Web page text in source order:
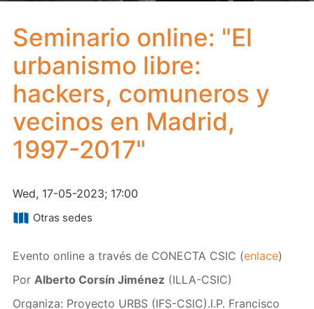
Seminario online: "El
urbanismo libre:
hackers, comuneros y
vecinos en Madrid,
1997-2017"
Wed, 17-05-2023; 17:00
Otras sedes
Evento online a través de CONECTA CSIC (enlace)
Por Alberto Corsín Jiménez(ILLA-CSIC)
Organiza: Proyecto URBS (IFS-CSIC).I.P. Francisco